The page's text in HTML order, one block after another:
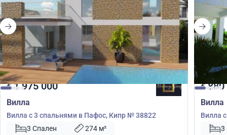
€1 975 000
Вилла
Вилла с 3 спальнями в Пафос, Кипр № 38822
3 Спален
274 м²
€880
Вилла
Вилла
3